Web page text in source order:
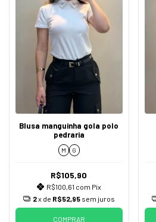
Blusa manguinha gola polo
pedraria
M G
R$105,90
R$100,61 com Pix
2x de R$52,95 sem juros
COMPRAR